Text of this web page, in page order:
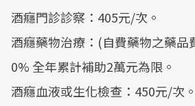
酒癮門診診察：405元/次。
酒癮藥物治療：(自費藥物之藥品
0% 全年累計補助2萬元為限。
酒癮血液或生化檢查：450元/次。